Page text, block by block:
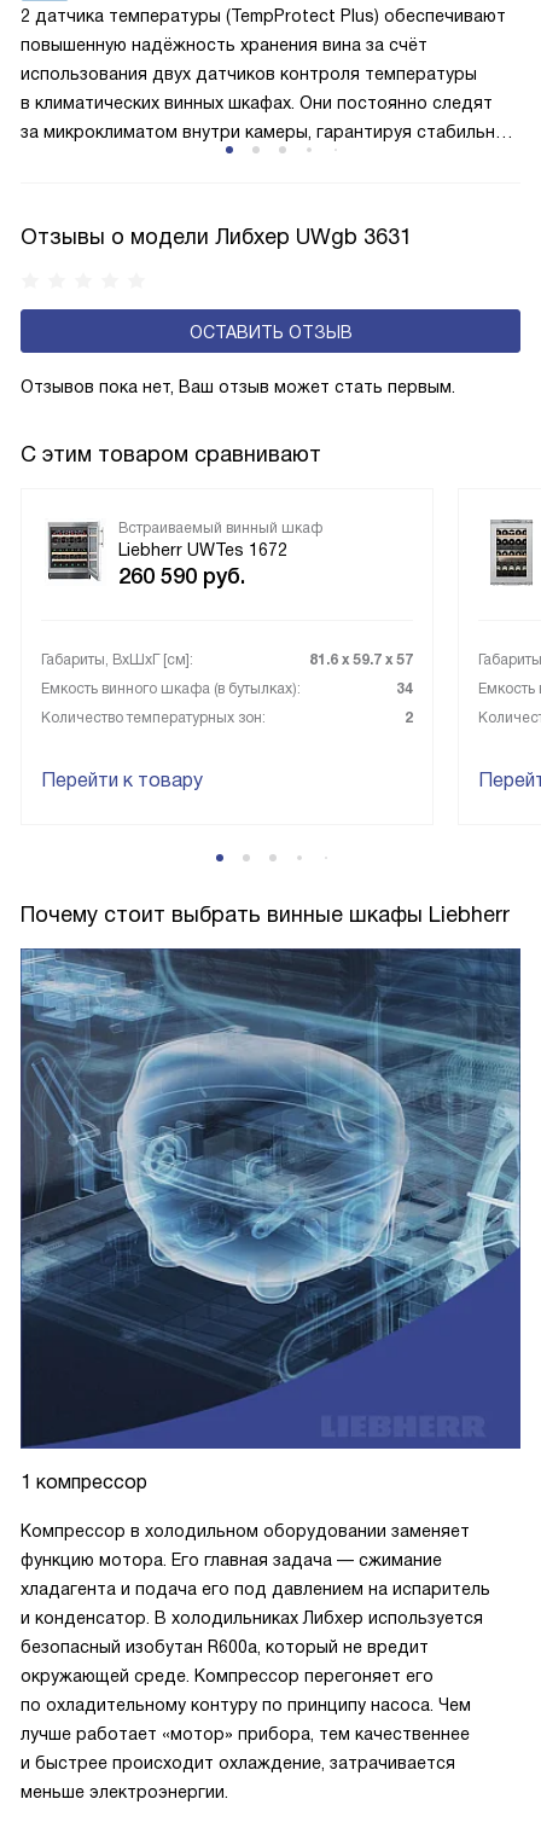
лучше работает «мотор» прибора, тем качественнее
и быстрее происходит охлаждение, затрачивается
меньше электроэнергии.
2 датчика температуры (TempProtect Plus) обеспечивают
повышенную надёжность хранения вина за счёт
использования двух датчиков контроля температуры
в климатических винных шкафах. Они постоянно следят
за микроклиматом внутри камеры, гарантируя стабильные
тревоги , позволяя оперативно принять меры. Такая
а двойную защиту ценного содержимого.
Отзывы о модели Либхер UWgb 3631
ОСТАВИТЬ ОТЗЫВ
Отзывов пока нет, Ваш отзыв может стать первым.
С этим товаром сравнивают
Встраиваемый винный шкаф
Liebherr UWTes 1672
260 590 руб.
Габариты, ВxШxГ [см]:
81.6 х 59.7 х 57
Емкость винного шкафа (в бутылках):
34
Количество температурных зон:
2
Перейти к товару
Емкость
Почему стоит выбрать винные шкафы Liebherr
1 компрессор
Компрессор в холодильном оборудовании заменяет
функцию мотора. Его главная задача — сжимание
хладагента и подача его под давлением на испаритель
и конденсатор. В холодильниках Либхер используется
безопасный изобутан R600a, который не вредит
окружающей среде. Компрессор перегоняет его
по охладительному контуру по принципу насоса. Чем
лучше работает «мотор» прибора, тем качественнее
и быстрее происходит охлаждение, затрачивается
меньше электроэнергии.